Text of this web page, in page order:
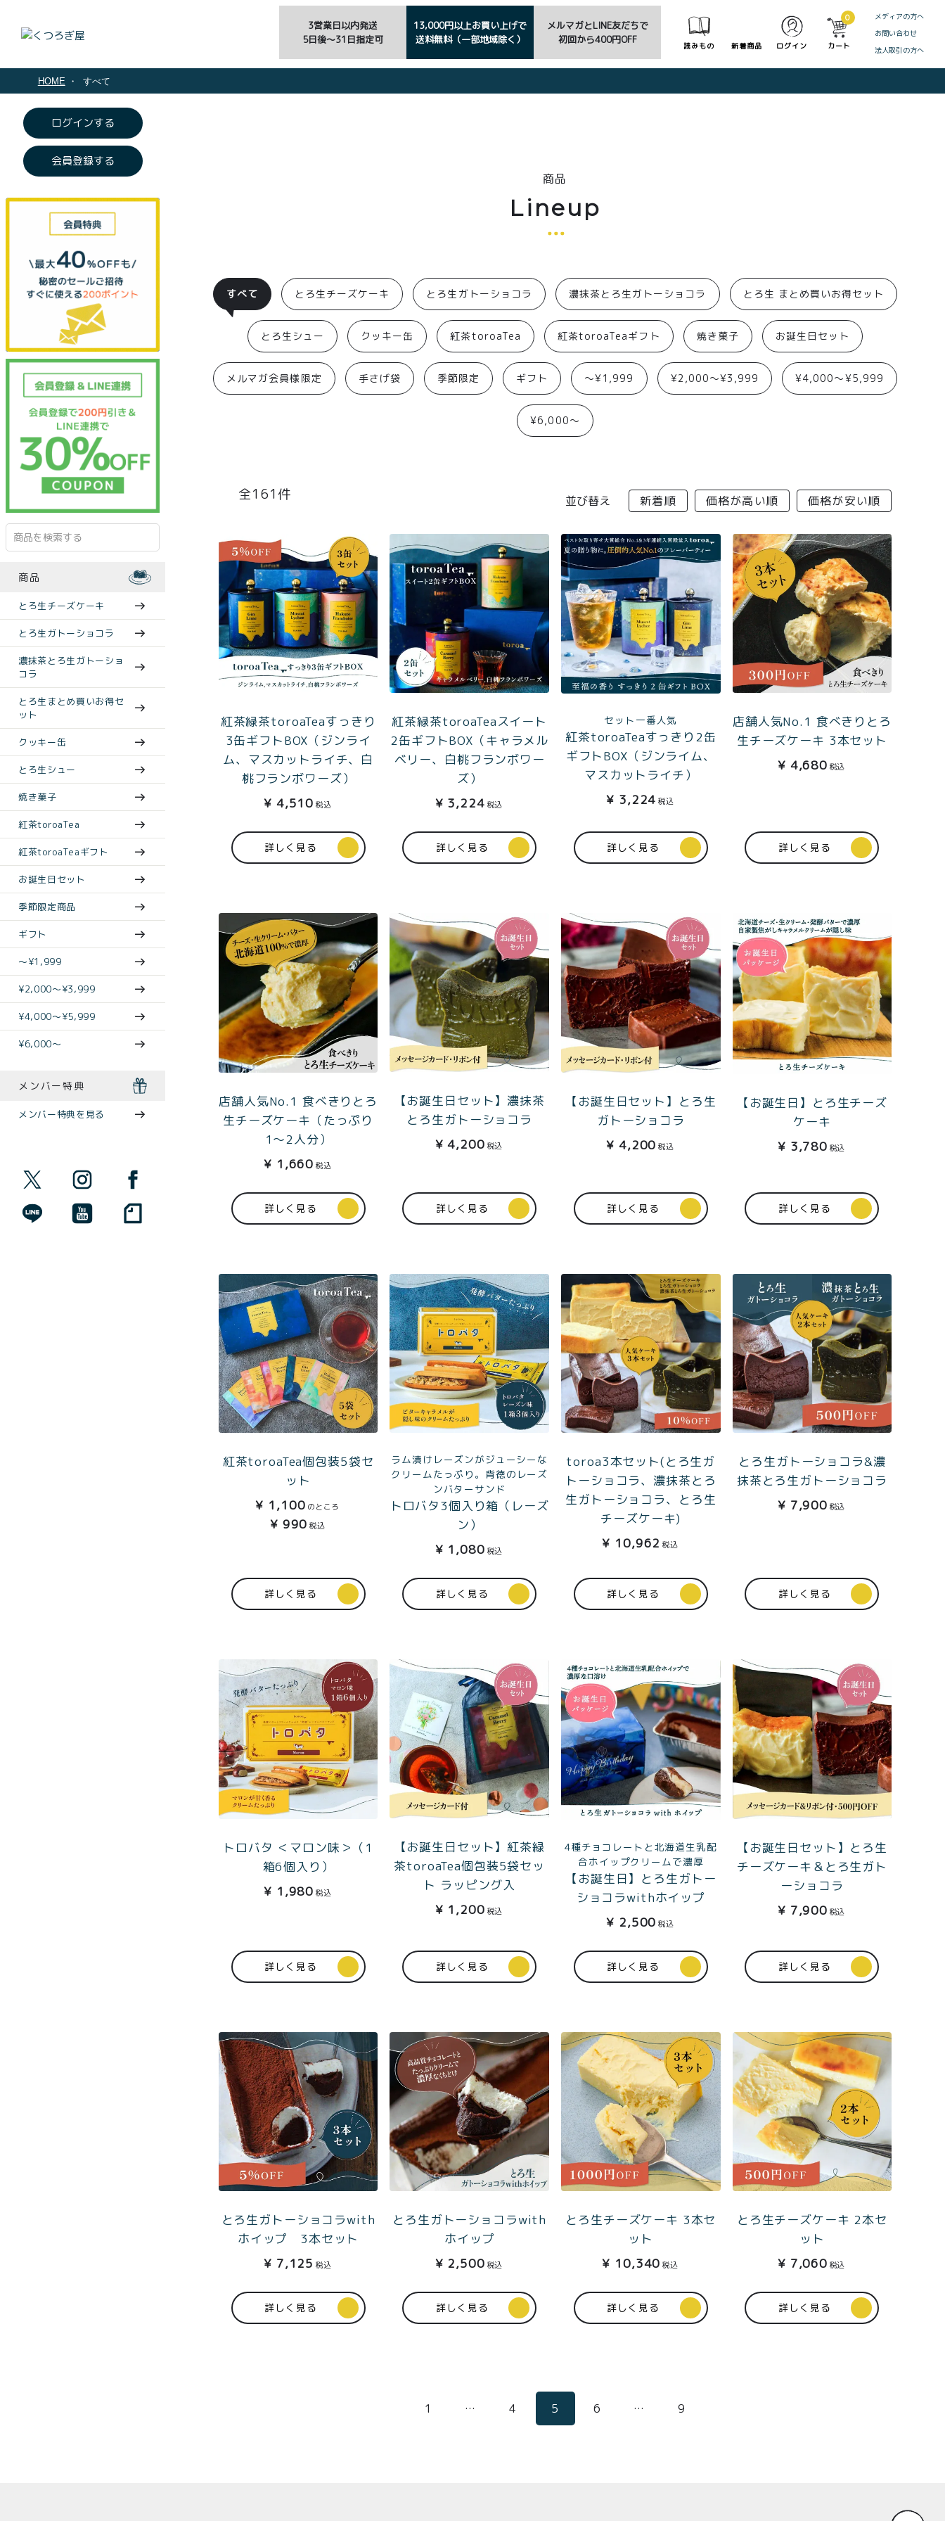
3営業日以内発送
5日後〜31日指定可
13,000円以上お買い上げで
送料無料（一部地域除く）
メルマガとLINE友だちで
初回から400円OFF
読みもの 新着商品 ログイン
0
カート
メディアの方へ
お問い合わせ
法人取引の方へ
CLOSE
商品一覧
価格別
¥2,000〜
¥6,000〜
TOP
商品
メンバー
読みもの
お問い合
わせ
ご利用ガ
イド
プライバシーポリシー 特定商取引法に基づく表記
ログイン
0
カート
株式会社フードクリエイティブファクトリー
10:00〜17:00（平日）
HOME すべて
商品
Lineup
すべて とろ生チーズケーキ とろ生ガトーショコラ 濃抹茶とろ生ガトーショコラ とろ生 まとめ買いお得セット
とろ生シュー クッキー缶 紅茶toroaTea 紅茶toroaTeaギフト 焼き菓子 お誕生日セット
メルマガ会員様限定 手さげ袋 季節限定 ギフト 〜¥1,999 ¥2,000〜¥3,999 ¥4,000〜¥5,999
¥6,000〜
並び替え 新着順 価格が高い順 価格が安い順
161
紅茶緑茶toroaTeaすっきり
3缶ギフトBOX（ジンライ
ム、マスカットライチ、白
桃フランボワーズ）
¥ 4,510 税込
詳しく見る
紅茶緑茶toroaTeaスイート
2缶ギフトBOX（キャラメル
ベリー、白桃フランボワー
ズ）
¥ 3,224 税込
詳しく見る
セット一番人気
紅茶toroaTeaすっきり2缶
ギフトBOX（ジンライム、
マスカットライチ）
¥ 3,224 税込
詳しく見る
店舗人気No.1 食べきりとろ
生チーズケーキ 3本セット
¥ 4,680 税込
詳しく見る
店舗人気No.1 食べきりとろ
生チーズケーキ（たっぷり
1〜2人分）
¥ 1,660 税込
詳しく見る
【お誕生日セット】濃抹茶
とろ生ガトーショコラ
¥ 4,200 税込
詳しく見る
【お誕生日セット】とろ生
ガトーショコラ
¥ 4,200 税込
詳しく見る
【お誕生日】とろ生チーズ
ケーキ
¥ 3,780 税込
詳しく見る
紅茶toroaTea個包装5袋セ
ット
¥ 1,100 のところ
¥ 990 税込
詳しく見る
ラム漬けレーズンがジューシーな
クリームたっぷり。背徳のレーズ
ンバターサンド
トロバタ3個入り箱（レーズ
ン）
¥ 1,080 税込
詳しく見る
toroa3本セット(とろ生ガ
トーショコラ、濃抹茶とろ
生ガトーショコラ、とろ生
チーズケーキ)
¥ 10,962 税込
詳しく見る
とろ生ガトーショコラ&濃
抹茶とろ生ガトーショコラ
¥ 7,900 税込
詳しく見る
トロバタ ＜マロン味＞（1
箱6個入り）
¥ 1,980 税込
詳しく見る
【お誕生日セット】紅茶緑
茶toroaTea個包装5袋セッ
ト ラッピング入
¥ 1,200 税込
詳しく見る
4種チョコレートと北海道生乳配
合ホイップクリームで濃厚
【お誕生日】とろ生ガトー
ショコラwithホイップ
¥ 2,500 税込
詳しく見る
【お誕生日セット】とろ生
チーズケーキ＆とろ生ガト
ーショコラ
¥ 7,900 税込
詳しく見る
とろ生ガトーショコラwith
ホイップ 3本セット
¥ 7,125 税込
詳しく見る
とろ生ガトーショコラwith
ホイップ
¥ 2,500 税込
詳しく見る
とろ生チーズケーキ 3本セ
ット
¥ 10,340 税込
詳しく見る
とろ生チーズケーキ 2本セ
ット
¥ 7,060 税込
詳しく見る
1 … 4 5 6 … 9
ログインする
会員登録する
商品
とろ生チーズケーキ
とろ生ガトーショコラ
濃抹茶とろ生ガトーショ
コラ
とろ生まとめ買いお得セ
ット
クッキー缶
とろ生シュー
焼き菓子
紅茶toroaTea
紅茶toroaTeaギフト
お誕生日セット
季節限定商品
ギフト
〜¥1,999
¥2,000〜¥3,999
¥4,000〜¥5,999
¥6,000〜
メンバー特典
メンバー特典を見る